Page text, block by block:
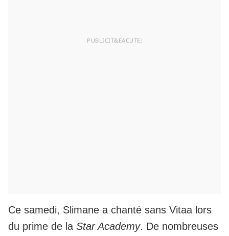
Ce samedi, Slimane a chanté sans Vitaa lors
du prime de la Star Academy. De nombreuses